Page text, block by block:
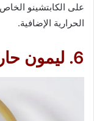
على الكابتشينو
الحرارية الإضافية.
6. ليمون حار